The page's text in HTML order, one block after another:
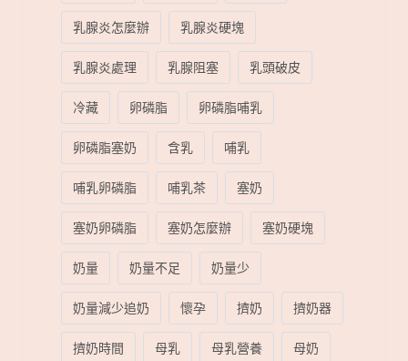
乳腺炎怎麼辦
乳腺炎硬塊
乳腺炎處理
乳腺阻塞
乳頭破皮
冷藏
卵磷脂
卵磷脂哺乳
卵磷脂塞奶
含乳
哺乳
哺乳卵磷脂
哺乳茶
塞奶
塞奶卵磷脂
塞奶怎麼辦
塞奶硬塊
奶量
奶量不足
奶量少
奶量減少追奶
懷孕 擠奶
擠奶器
擠奶時間
母乳 母乳營養
母奶